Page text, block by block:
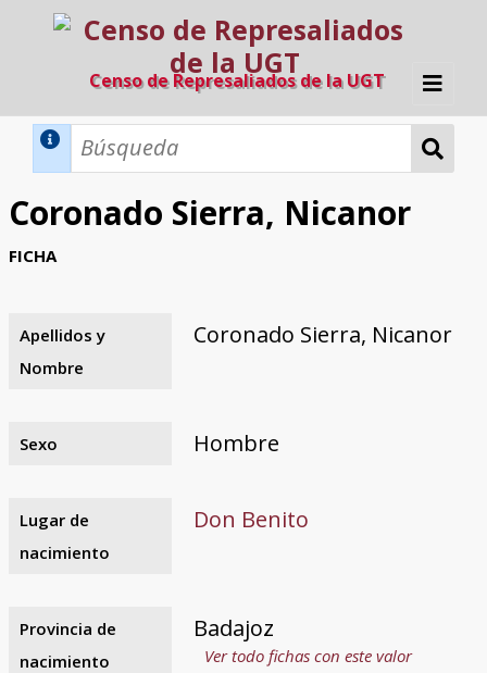
Censo de Represaliados de la UGT
Inicio
Búsqueda Dinámica
Búsqueda Avanzada
Razones y objetivos
El equipo
Colaboradores
Fuentes documentales
Coronado Sierra, Nicanor
FICHA
Apellidos y
Nombre
Coronado Sierra, Nicanor
Sexo Hombre
Lugar de
nacimiento
Don Benito
Provincia de
nacimiento
Badajoz
Ver todo fichas con este valor